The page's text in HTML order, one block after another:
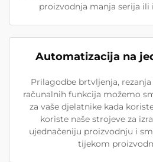
proizvodnja manja serija ili
Automatizacija na
Prilagodbe brtvljenja,
računalnih funkcija možemo
za vaše djelatnike kada
koriste naše strojeve za
ujednačeniju proizvodnju i
tijekom